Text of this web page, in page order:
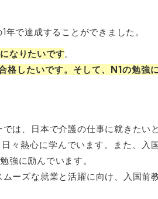
で達成することができました。
なりたいです。
格したいです。そして、N1の勉強
は、日本で介護の仕事に就きたい
々熱心に学んでいます。また、入
強に励んでいます。
ーズな就業と活躍に向け、入国前